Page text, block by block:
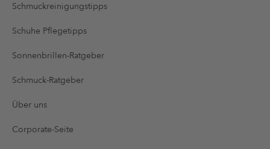
Schmuckreinigungstipps
Schuhe Pflegetipps
Sonnenbrillen-Ratgeber
Schmuck-Ratgeber
Über uns
Corporate-Seite